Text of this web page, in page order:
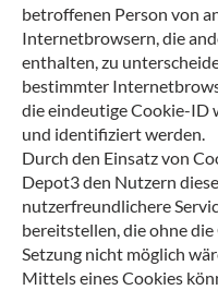
betroffenen Person von
Internetbrowsern, die
enthalten, zu
bestimmter
die eindeutige Cookie-ID
und identifiziert werden.
Durch den Einsatz von
Depot3 den Nutzern
nutzerfreundlichere
bereitstellen, die ohne
Setzung nicht möglich
Mittels eines Cookies